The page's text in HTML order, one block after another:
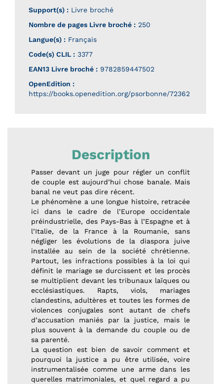
Support(s) : Livre broché
Nombre de pages Livre broché : 250
Langue(s) : Français
Code(s) CLIL : 3377
EAN13 Livre broché : 9782859447502
OpenEdition :
https://books.openedition.org/psorbonne/72362
Description
Passer devant un juge pour régler un conflit
de couple est aujourd’hui chose banale. Mais
banal ne veut pas dire récent.
Le phénomène a une longue histoire, retracée
ici dans le cadre de l’Europe occidentale
préindustrielle, des Pays-Bas à l’Espagne et à
l’Italie, de la France à la Roumanie, sans
négliger les évolutions de la diaspora juive
installée au sein de la société chrétienne.
Partout, les infractions possibles à la loi qui
définit le mariage se durcissent et les procès
se multiplient devant les tribunaux laïques ou
ecclésiastiques. Rapts, viols, mariages
clandestins, adultères et toutes les formes de
violences conjugales sont autant de chefs
d’accusation maniés par la justice, mais le
plus souvent à la demande du couple ou de
sa parenté.
La question est bien de savoir comment et
pourquoi la justice a pu être utilisée, voire
instrumentalisée comme une arme dans les
querelles matrimoniales, et quel regard a pu